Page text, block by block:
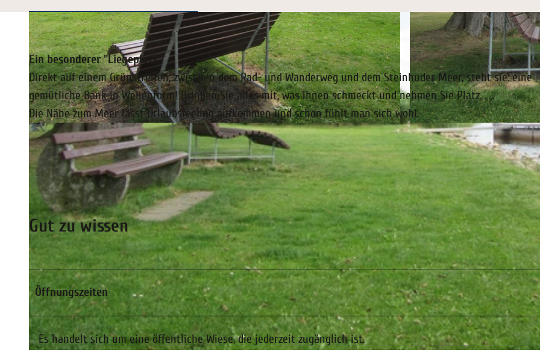
© Florian Toffel - SMT | © Florian Toffel - SMT |CC-BY-SA
Ein besonderer "Liegeplatz"
Direkt auf einem Grünstreifen, zwischen dem Rad- und Wanderweg und dem Steinhuder Meer, steht sie: eine
gemütliche Bank in Wellenform! Bringen Sie alles mit, was Ihnen schmeckt und nehmen Sie Platz.
Die Nähe zum Meer lässt Urlaubsfeeling aufkommen und schon fühlt man sich wohl.
Gut zu wissen
Öffnungszeiten
Es handelt sich um eine öffentliche Wiese, die jederzeit zugänglich ist.